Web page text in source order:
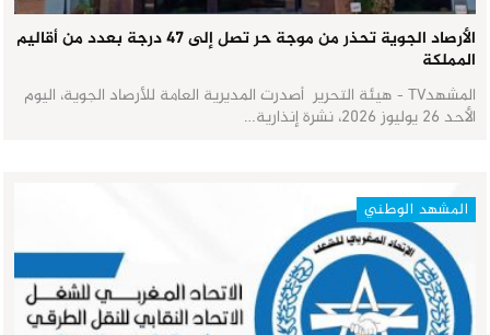
الأرصاد الجوية تحذر من موجة حر تصل إلى 47 درجة بعدد من أقاليم
المملكة
المشهدTV - هيئة التحرير أصدرت المديرية العامة للأرصاد الجوية، اليوم
الأحد 26 يوليوز 2026، نشرة إنذارية…
المشهد الوطني